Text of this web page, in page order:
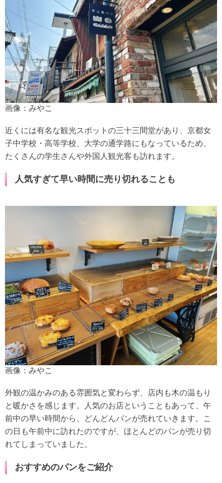
画像：みやこ
近くには有名な観光スポットの三十三間堂があり、京都女
子中学校・高等学校、大学の通学路にもなっているため、
たくさんの学生さんや外国人観光客も訪れます。
人気すぎて早い時間に売り切れることも
画像：みやこ
外観の温かみのある雰囲気と変わらず、店内も木の温もり
と暖かさを感じます。人気のお店ということもあって、午
前中の早い時間から、どんどんパンが売れていきます。こ
の日も午前中に訪れたのですが、ほとんどのパンが売り切
れてしまっていました。
おすすめのパンをご紹介